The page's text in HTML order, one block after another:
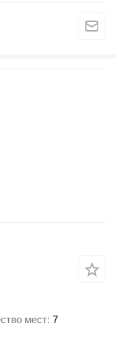
мест 7